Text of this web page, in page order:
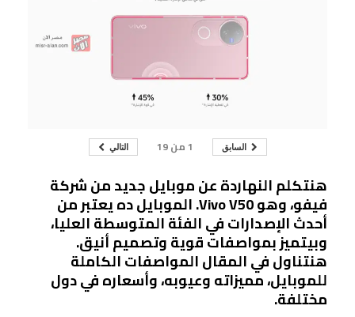
السابق 1 من19 التالي
هنتكلم النهاردة عن موبايل جديد من شركة
فيفو، وهو Vivo V50. الموبايل ده يعتبر من
أحدث الإصدارات في الفئة المتوسطة العليا،
وبيتميز بمواصفات قوية وتصميم أنيق.
هنتناول في المقال المواصفات الكاملة
للموبايل، مميزاته وعيوبه، وأسعاره في دول
مختلفة.